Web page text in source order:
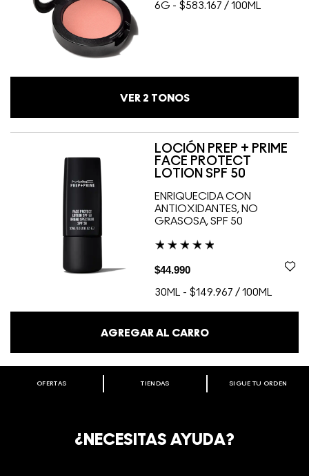
6G - $583.167 / 100ML
VER 2 TONOS
LOCIÓN PREP + PRIME
FACE PROTECT
LOTION SPF 50
ENRIQUECIDA CON
ANTIOXIDANTES, NO
GRASOSA, SPF 50
$44.990
30ML - $149.967 / 100ML
AGREGAR AL CARRO
BIENVENIDO A M·A·C COSMETICS
REGÍSTRATE AHORA PARA RECIBIR INFORMACIÓN
OFERTAS TIENDAS SIGUE TU ORDEN
¿NECESITAS AYUDA?